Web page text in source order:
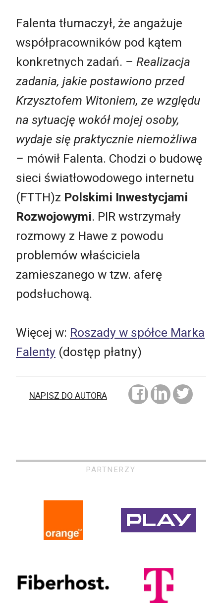
Falenta tłumaczył, że angażuje
współpracowników pod kątem
konkretnych zadań. – Realizacja
zadania, jakie postawiono przed
Krzysztofem Witoniem, ze względu
na sytuację wokół mojej osoby,
wydaje się praktycznie niemożliwa
– mówił Falenta. Chodzi o budowę
sieci światłowodowego internetu
(FTTH)z Polskimi Inwestycjami
Rozwojowymi. PIR wstrzymały
rozmowy z Hawe z powodu
problemów właściciela
zamieszanego w tzw. aferę
podsłuchową.
Więcej w: Roszady w spółce Marka
Falenty (dostęp płatny)
NAPISZ DO AUTORA
PARTNERZY